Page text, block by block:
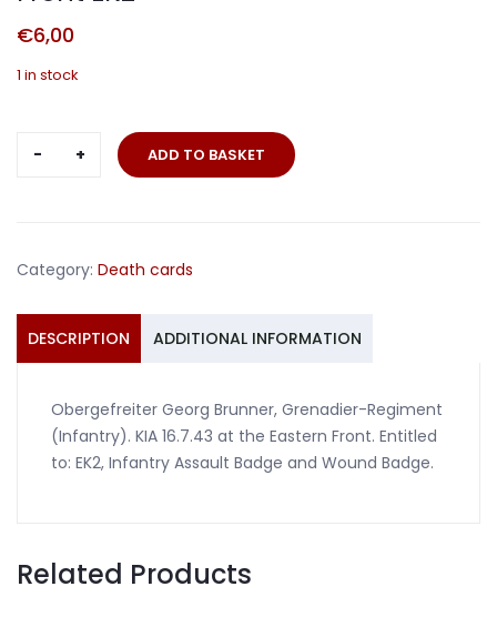
€6,00
1 in stock
Obergefreiter
Infantry
EK2
ADD TO BASKET
Category: Death cards
DESCRIPTION ADDITIONAL INFORMATION
Obergefreiter Georg Brunner, Grenadier-Regiment
(Infantry). KIA 16.7.43 at the Eastern Front. Entitled
to: EK2, Infantry Assault Badge and Wound Badge.
Related Products